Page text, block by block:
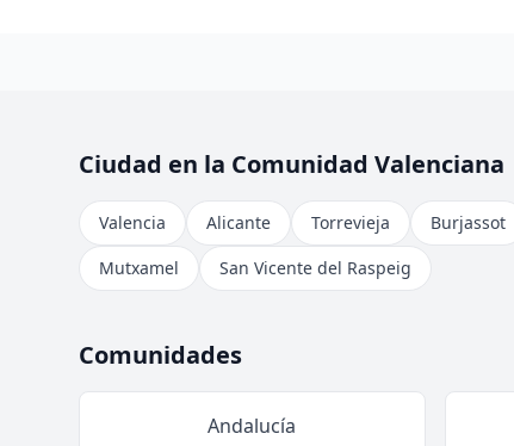
Ciudad en la Comunidad Valenciana
Valencia Alicante Torrevieja Burjassot
Mutxamel
San Vicente del Raspeig
Comunidades
Andalucía